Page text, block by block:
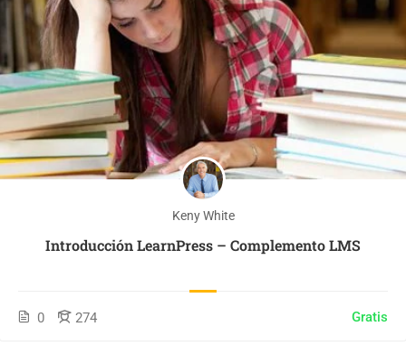
Keny White
Introducción LearnPress – Complemento LMS
0 274 Gratis